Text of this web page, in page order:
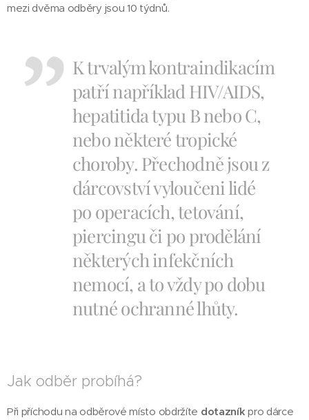
mezi dvěma odběry jsou 10 týdnů.
K trvalým kontraindikacím
patří například HIV/AIDS,
hepatitida typu B nebo C,
nebo některé tropické
choroby. Přechodně jsou z
dárcovství vyloučeni lidé
po operacích, tetování,
piercingu či po prodělání
některých infekčních
nemocí, a to vždy po dobu
nutné ochranné lhůty.
Jak odběr probíhá?
Při příchodu na odběrové místo obdržíte dotazníkpro dárce